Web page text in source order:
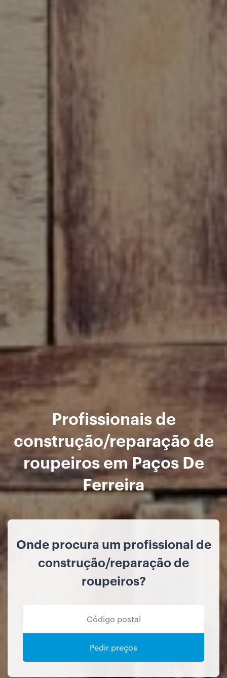
Profissionais de
construção/reparação de
roupeiros em Paços De
Ferreira
Onde procura um profissional de
construção/reparação de
roupeiros?
Pedir preços